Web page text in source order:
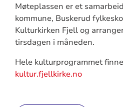
Møteplassen er et
kommune, Buskerud
Kulturkirken Fjell og
tirsdagen i måneden.
Hele kulturprogrammet
kultur.fjellkirke.no